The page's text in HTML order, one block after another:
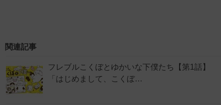
関連記事
フレブルこくぼとゆかいな下僕たち【第1話】
「はじめまして、こくぼ…